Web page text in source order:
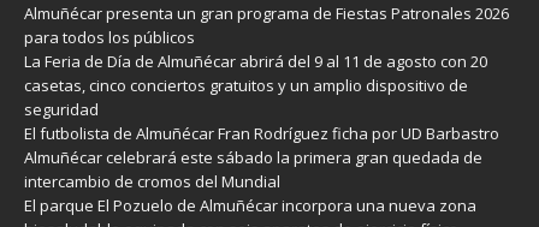
Almuñécar presenta un gran programa de Fiestas Patronales 2026
para todos los públicos
La Feria de Día de Almuñécar abrirá del 9 al 11 de agosto con 20
casetas, cinco conciertos gratuitos y un amplio dispositivo de
seguridad
El futbolista de Almuñécar Fran Rodríguez ficha por UD Barbastro
Almuñécar celebrará este sábado la primera gran quedada de
intercambio de cromos del Mundial
El parque El Pozuelo de Almuñécar incorpora una nueva zona